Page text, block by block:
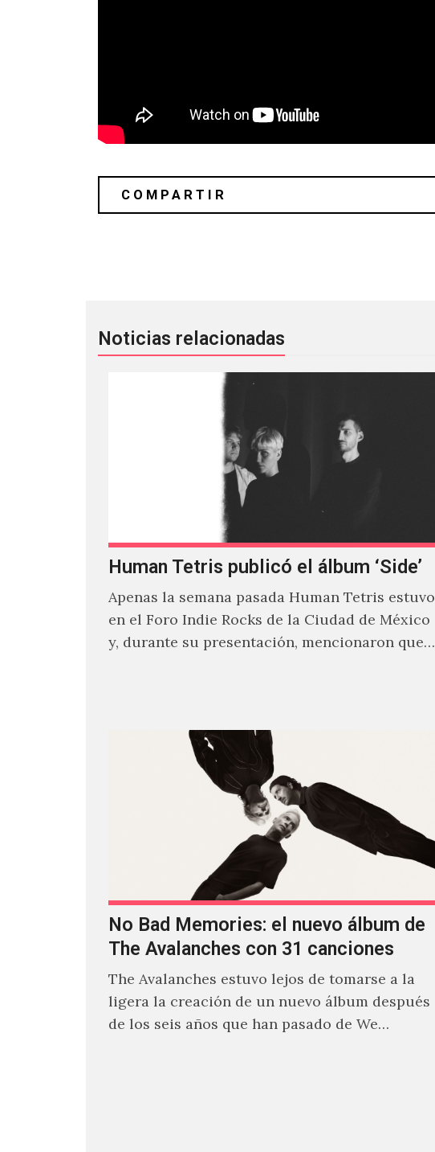
Noticias relacionadas
Human Tetris publicó el álbum ‘Side’
Apenas la semana pasada Human Tetris estuvo
en el Foro Indie Rocks de la Ciudad de México
y, durante su presentación, mencionaron que
No Bad Memories: el nuevo álbum de
The Avalanches con 31 canciones
The Avalanches estuvo lejos de tomarse a la
ligera la creación de un nuevo álbum después
de los seis años que han pasado de We…